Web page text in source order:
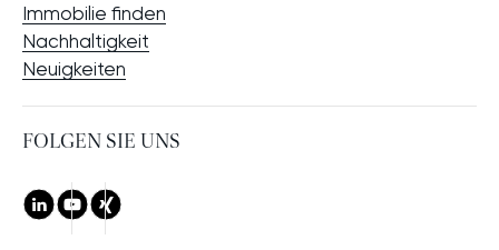
Immobilie finden
Nachhaltigkeit
Neuigkeiten
FOLGEN SIE UNS
LinkedInYoutube